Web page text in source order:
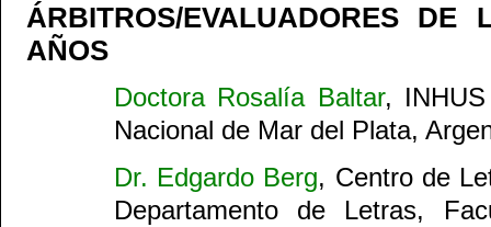
ÁRBITROS/EVALUADORES DE
AÑOS
Doctora Rosalía Baltar,
Nacional de Mar del Plata,
Dr. Edgardo Berg, Centro de
Departamento de Letras,